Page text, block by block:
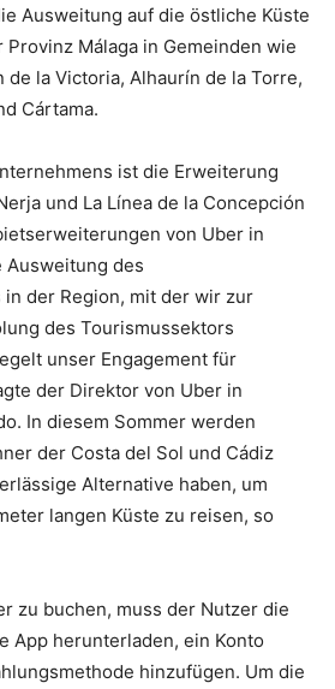
Ausweitung auf die östliche Küste
Málaga in Gemeinden wie
de la Victoria, Alhaurín de la Torre,
Cártama.
ist die Erweiterung
und La Línea de la Concepción
von Uber in
Ausweitung des
der Region, mit der wir zur
des Tourismussektors
unser Engagement für
der Direktor von Uber in
In diesem Sommer werden
der Costa del Sol und Cádiz
Alternative haben, um
langen Küste zu reisen, so
zu buchen, muss der Nutzer die
App herunterladen, ein Konto
hinzufügen. Um die